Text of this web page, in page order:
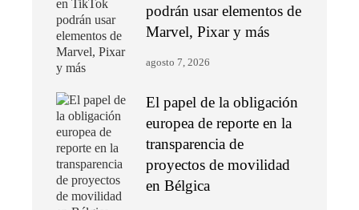
podrán usar elementos de
Marvel, Pixar y más
agosto 7, 2026
El papel de la obligación
europea de reporte en la
transparencia de
proyectos de movilidad
en Bélgica